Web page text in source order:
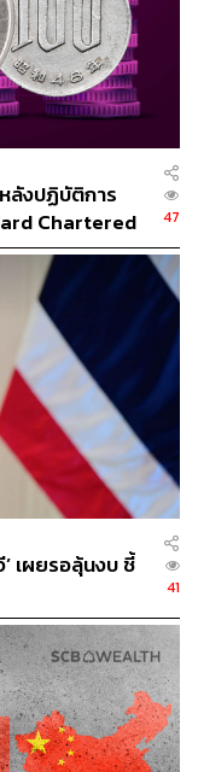
รักษนิยมที่มุ่งเน้น
ว่าการเติบโตแบบ
ตัวลงอย่างเห็นได้
องนายกรัฐมนตรี
งสัญญาณอ่อนแอ
การขาดแคลน
การประกาศใช้
รระบาดของโรคโค
หยุดชะงัก
business/munger-
2021/11/3/china
pressures
ลังปฏิบัติการ
Chartered
อดอลลาร์
47
’ เผยรอลุ้นงบ ชี้
41